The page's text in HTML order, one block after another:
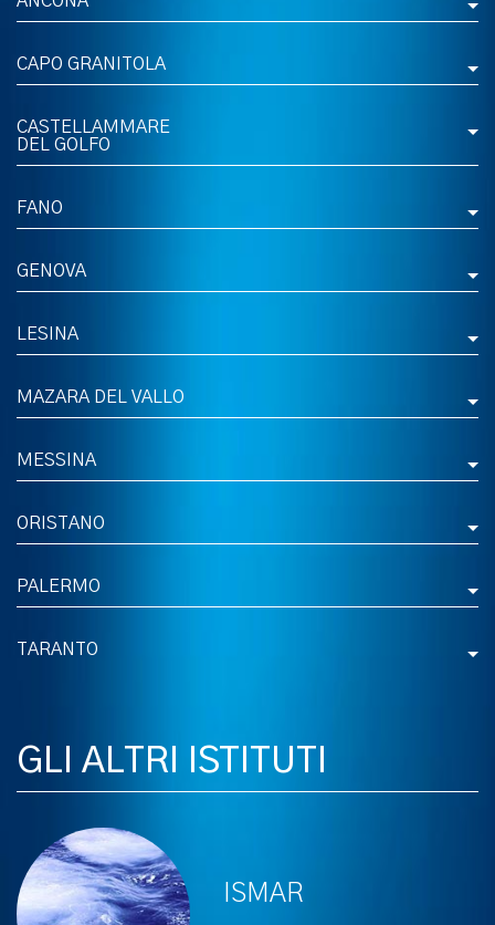
CAPO GRANITOLA
CASTELLAMMARE
DEL GOLFO
FANO
GENOVA
LESINA
MAZARA DEL VALLO
MESSINA
ORISTANO
PALERMO
TARANTO
GLI ALTRI ISTITUTI
ISMAR